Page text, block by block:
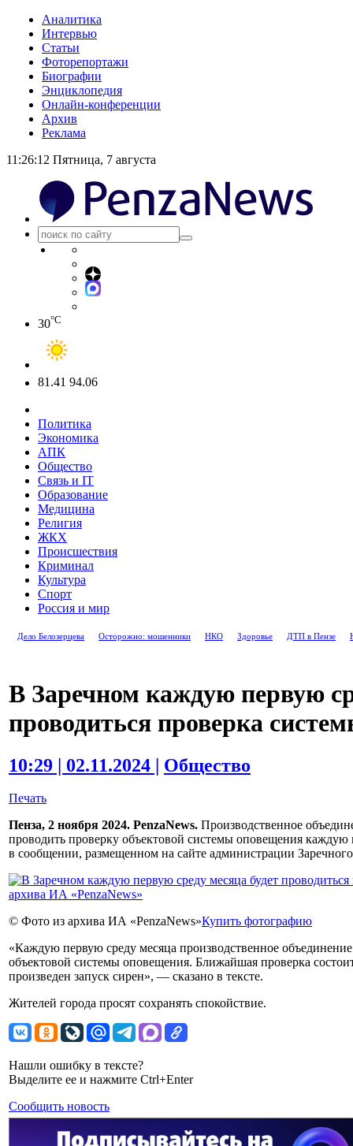
Аналитика
Интервью
Статьи
Фоторепортажи
Биографии
Энциклопедия
Онлайн-конференции
Архив
Реклама
11:26:12 Пятница, 7 августа
30°C
81.41 94.06
Политика
Экономика
АПК
Общество
Связь и IT
Образование
Медицина
Религия
ЖКХ
Происшествия
Криминал
Культура
Спорт
Россия и мир
Дело Белозерцева Осторожно: мошенники НКО Здоровье ДТП в Пензе
В Заречном каждую первую
проводиться проверка
10:29 | 02.11.2024 | Общество
Печать
Пенза, 2 ноября 2024. PenzaNews. Производственное
проводить проверку объектовой системы оповещения каждую
в сообщении, размещенном на сайте администрации
© Фото из архива ИА «PenzaNews»Купить фотографию
«Каждую первую среду месяца производственное
объектовой системы оповещения. Ближайшая проверка
произведен запуск сирен», — сказано в тексте.
Жителей города просят сохранять спокойствие.
Нашли ошибку в тексте?
Выделите ее и нажмите Ctrl+Enter
Сообщить новость